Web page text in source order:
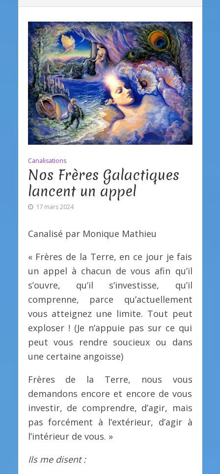
Canalisations
Nos Frères Galactiques
lancent un appel
17 mars 2024
Canalisé par Monique Mathieu
« Frères de la Terre, en ce jour je fais
un appel à chacun de vous afin qu’il
s’ouvre, qu’il s’investisse, qu’il
comprenne, parce qu’actuellement
vous atteignez une limite. Tout peut
exploser ! (Je n’appuie pas sur ce qui
peut vous rendre soucieux ou dans
une certaine angoisse)
Frères de la Terre, nous vous
demandons encore et encore de vous
investir, de comprendre, d’agir, mais
pas forcément à l’extérieur, d’agir à
l’intérieur de vous. »
Ils me disent :